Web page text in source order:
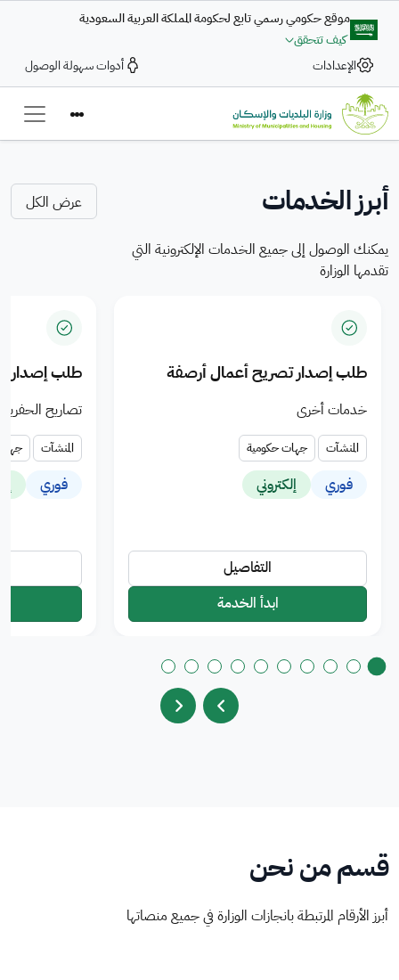
تجاوز إلى المحتوى الرئيسي
موقع حكومي رسمي تابع لحكومة المملكة العربية السعودية
كيف تتحقق
الإعدادات
أدوات سهولة الوصول
Arabia
تعزيز التكامل في تقديم
الخدمات البلدية والمنتجات
السكنية للمدن السعودية
بلاغ رقمي
ضمن التكامل بين وزارة البلديات والإسكان والحكومة الرقمية تتاح خدمة
بلاغ رقمي
جودة الخدمات الرقمية
أبرز الخدمات عرض الكل
يمكنك الوصول إلى جميع الخدمات الإلكترونية التي
تقدمها الوزارة
طلب إصدار تصريح أعمال أرصفة
خدمات أخرى
المنشآت جهات حكومية
فوري إلكتروني
التفاصيل
ابدأ الخدمة
طلب إصدار
تصاريح
المنشآت
فوري
قسم من نحن
أبرز الأرقام المرتبطة بانجازات الوزارة في جميع منصاتها